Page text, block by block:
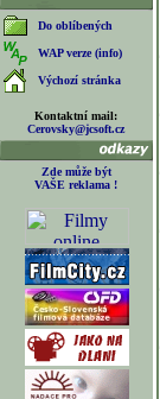
Do oblíbených
WAP verze (info)
Výchozí stránka
Kontaktní mail:
Cerovsky@jcsoft.cz
Zde může být
VAŠE reklama !